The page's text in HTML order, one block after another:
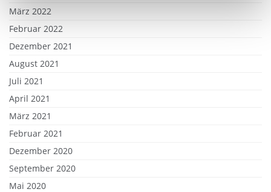
März 2022
Februar 2022
Dezember 2021
August 2021
Juli 2021
April 2021
März 2021
Februar 2021
Dezember 2020
September 2020
Mai 2020